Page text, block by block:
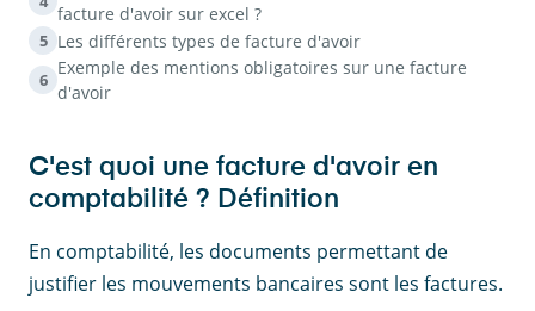
facture d'avoir sur excel ?
5 Les différents types de facture d'avoir
6
Exemple des mentions obligatoires sur une facture
d'avoir
C'est quoi une facture d'avoir en
comptabilité ? Définition
En comptabilité, les documents permettant de
justifier les mouvements bancaires sont les factures.